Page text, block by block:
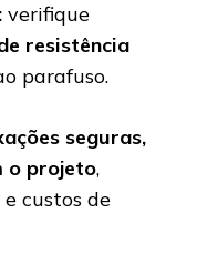
verifique
resistência
parafuso.
seguras,
o projeto,
custos de